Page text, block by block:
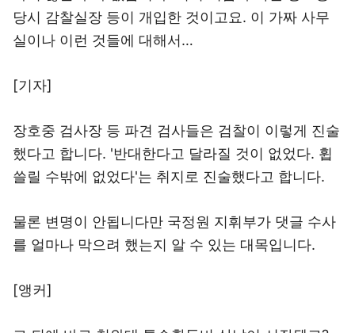
당시 감찰실장 등이 개입한 것이고요. 이 가짜 사무
실이나 이런 것들에 대해서…
[기자]
장호중 검사장 등 파견 검사들은 검찰이 이렇게 진술
했다고 합니다. '반대한다고 달라질 것이 없었다. 휩
쓸릴 수밖에 없었다'는 취지로 진술했다고 합니다.
물론 변명이 안됩니다만 국정원 지휘부가 댓글 수사
를 얼마나 막으려 했는지 알 수 있는 대목입니다.
[앵커]